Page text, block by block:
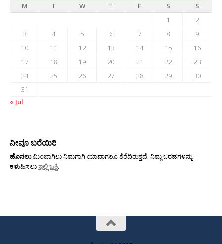
M
T W T F S
S
1
2
3
4 5 6 7 8
9
10
11 12 13 14 15
16
17
18 19 20 21 22
23
24
25 26 27 28 29
30
31
« Jul
ನೀವೂ ಬರೆಯಿರಿ
ಹೊನಲುಮಿಂಬಾಗಿಲು ನಿಮಗಾಗಿ ಯಾವಾಗಲೂ ತೆರೆದಿರುತ್ತದೆ. ನಿಮ್ಮ ಬರಹಗಳನ್ನು
ಕಳುಹಿಸಲುಇಲ್ಲಿ ಒತ್ತಿ.